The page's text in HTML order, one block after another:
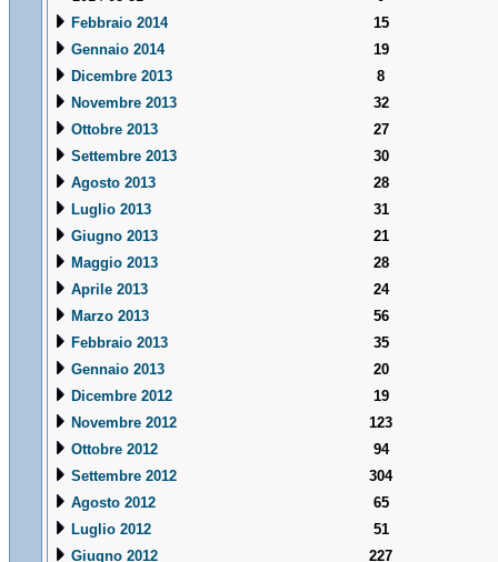
Febbraio 2014
15
Gennaio 2014
19
Dicembre 2013
8
Novembre 2013
32
Ottobre 2013
27
Settembre 2013
30
Agosto 2013
28
Luglio 2013
31
Giugno 2013
21
Maggio 2013
28
Aprile 2013
24
Marzo 2013
56
Febbraio 2013
35
Gennaio 2013
20
Dicembre 2012
19
Novembre 2012
123
Ottobre 2012
94
Settembre 2012
304
Agosto 2012
65
Luglio 2012
51
Giugno 2012
227